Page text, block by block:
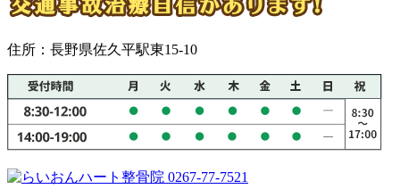
住所：長野県佐久平駅東15-10